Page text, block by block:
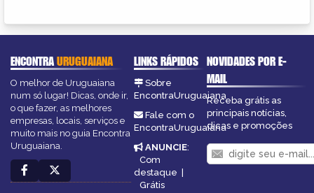
ENCONTRAURUGUAIANA
O melhor de Uruguaiana
num só lugar! Dicas, onde ir,
o que fazer, as melhores
empresas, locais, serviços e
muito mais no guia Encontra
Uruguaiana.
LINKS RÁPIDOS
Sobre
EncontraUruguaiana
Fale com o
EncontraUruguaiana
ANUNCIE:
Com
destaque |
Grátis
NOVIDADES POR E-
MAIL
Receba grátis as
principais notícias,
dicas e promoções